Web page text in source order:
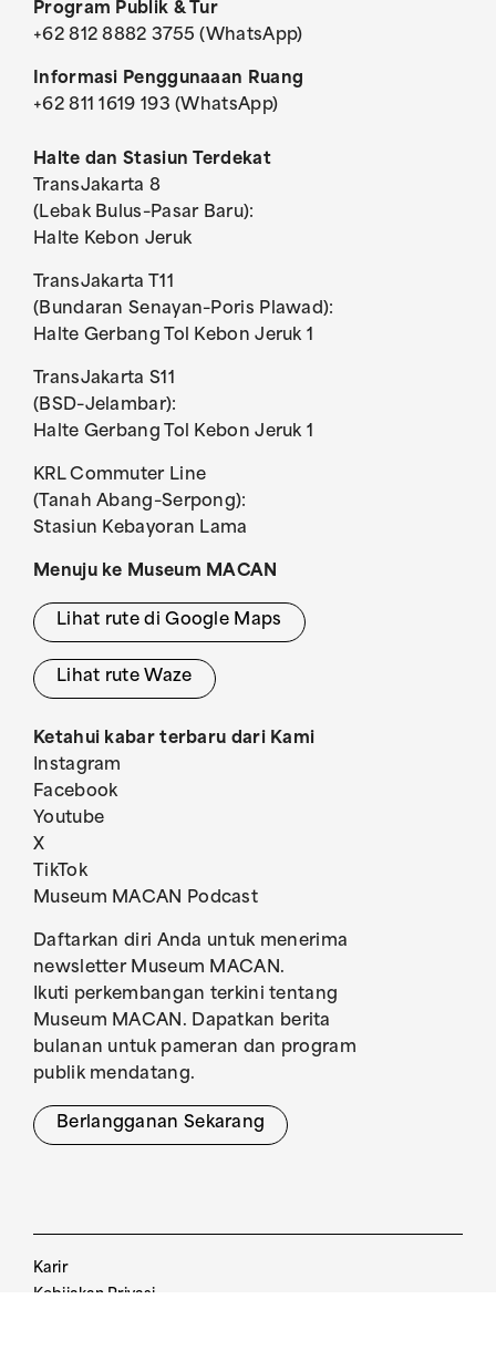
Program Publik & Tur
+62 812 8882 3755 (WhatsApp)
Informasi Penggunaaan Ruang
+62 811 1619 193 (WhatsApp)
Halte dan Stasiun Terdekat
TransJakarta 8
(Lebak Bulus–Pasar Baru):
Halte Kebon Jeruk
TransJakarta T11
(Bundaran Senayan–Poris Plawad):
Halte Gerbang Tol Kebon Jeruk 1
TransJakarta S11
(BSD–Jelambar):
Halte Gerbang Tol Kebon Jeruk 1
KRL Commuter Line
(Tanah Abang–Serpong):
Stasiun Kebayoran Lama
Menuju ke Museum MACAN
Lihat rute di Google Maps
Lihat rute Waze
Ketahui kabar terbaru dari Kami
Instagram
Facebook
Youtube
X
TikTok
Museum MACAN Podcast
Daftarkan diri Anda untuk menerima
newsletter Museum MACAN.
Ikuti perkembangan terkini tentang
Museum MACAN. Dapatkan berita
bulanan untuk pameran dan program
publik mendatang.
Berlangganan Sekarang
Karir
Kebijakan Privasi